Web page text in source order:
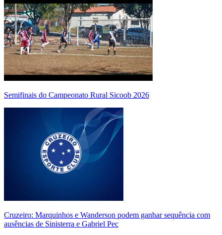
Semifinais do Campeonato Rural Sicoob 2026
Cruzeiro: Marquinhos e Wanderson podem ganhar sequência com
ausências de Sinisterra e Gabriel Pec